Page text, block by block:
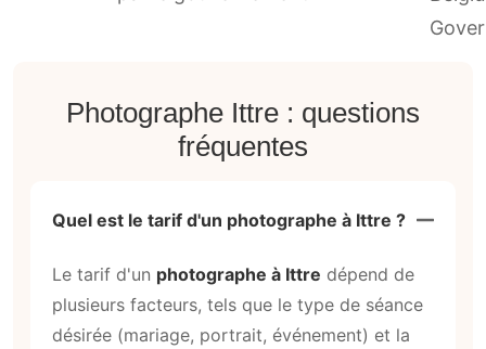
Photographe Ittre : questions
fréquentes
Quel est le tarif d'un photographe à Ittre ?
Le tarif d'un photographe à Ittre dépend de
plusieurs facteurs, tels que le type de séance
désirée (mariage, portrait, événement) et la